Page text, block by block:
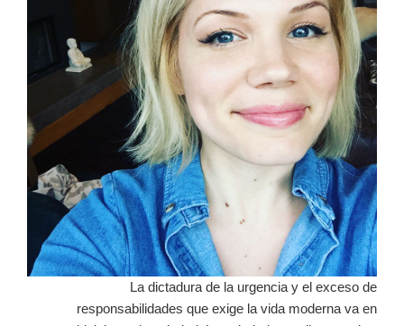
La dictadura de la urgencia y el exceso de
responsabilidades que exige la vida moderna va en